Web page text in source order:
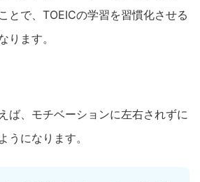
とで、TOEICの学習を習慣化させる
ります。
ば、モチベーションに左右されずに
うになります。